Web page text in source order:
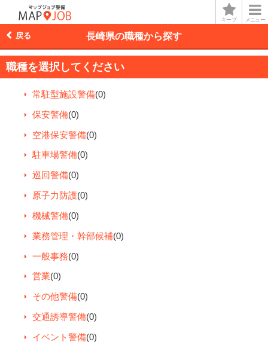
メニュー
キープ
長崎県の職種から探す
戻る
職種を選択してください
常駐型施設警備(0)
保安警備(0)
空港保安警備(0)
駐車場警備(0)
巡回警備(0)
原子力防護(0)
機械警備(0)
業務管理・幹部候補(0)
一般事務(0)
営業(0)
その他警備(0)
交通誘導警備(0)
イベント警備(0)